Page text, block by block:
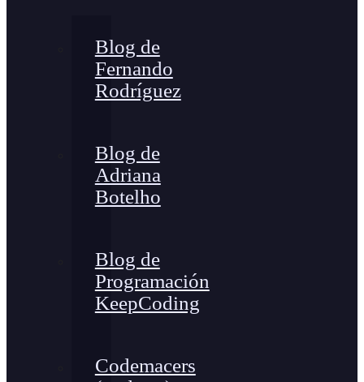
Blog de
Fernando
Rodríguez
Blog de
Adriana
Botelho
Blog de
Programación
KeepCoding
Codemacers